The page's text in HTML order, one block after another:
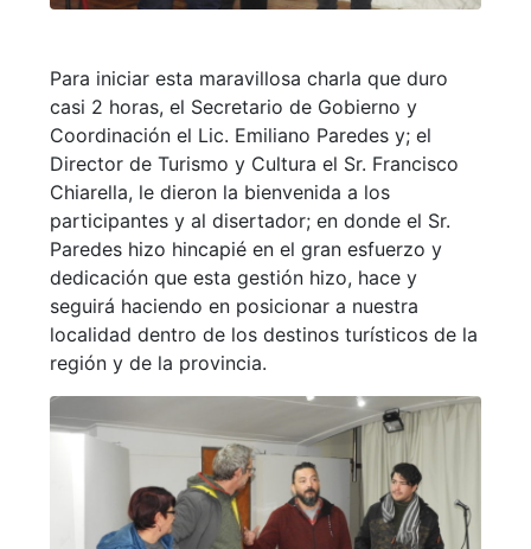
Para iniciar esta maravillosa charla que duro
casi 2 horas, el Secretario de Gobierno y
Coordinación el Lic. Emiliano Paredes y; el
Director de Turismo y Cultura el Sr. Francisco
Chiarella, le dieron la bienvenida a los
participantes y al disertador; en donde el Sr.
Paredes hizo hincapié en el gran esfuerzo y
dedicación que esta gestión hizo, hace y
seguirá haciendo en posicionar a nuestra
localidad dentro de los destinos turísticos de la
región y de la provincia.